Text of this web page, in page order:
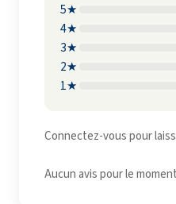
5★
4★
3★
2★
1★
Connectez-vous pour
Aucun avis pour le